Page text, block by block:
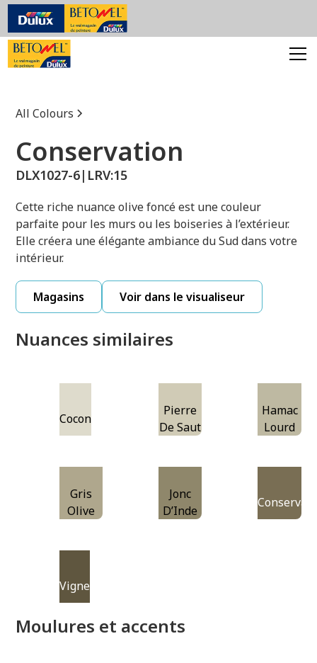
All Colours
Conservation
DLX1027-6| LRV:15
Cette riche nuance olive foncé est une couleur
parfaite pour les murs ou les boiseries à l’extérieur.
Elle créera une élégante ambiance du Sud dans votre
intérieur.
Magasins Voir dans le visualiseur
Nuances similaires
Cocon
Pierre
De Saut
Hamac
Lourd
Gris
Olive
Jonc
D’Inde
Vigne
Moulures et accents